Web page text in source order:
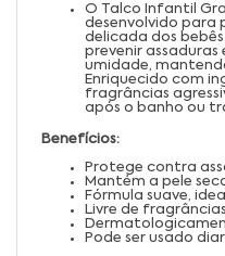
O Talco Infantil
desenvolvido para
delicada dos
prevenir assaduras
umidade,
Enriquecido com
fragrâncias
após o banho ou
Benefícios:
Protege contra
Mantém a pele
Fórmula suave,
Livre de
Pode ser usado